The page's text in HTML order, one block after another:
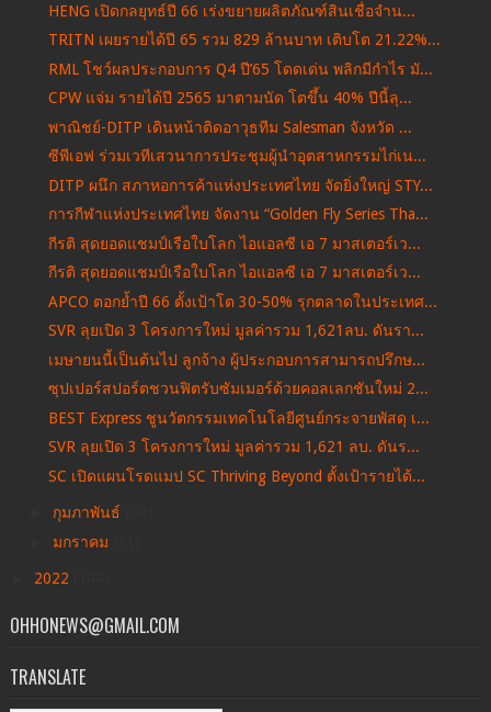
HENG เปิดกลยุทธ์ปี 66 เร่งขยายผลิตภัณฑ์สินเชื่อจำน...
TRITN เผยรายได้ปี 65 รวม 829 ล้านบาท เติบโต 21.22%...
RML โชว์ผลประกอบการ Q4 ปี’65 โดดเด่น พลิกมีกำไร มั...
CPW แจ่ม รายได้ปี 2565 มาตามนัด โตขึ้น 40% ปีนี้ลุ...
พาณิชย์-DITP เดินหน้าติดอาวุธทีม Salesman จังหวัด ...
ซีพีเอฟ ร่วมเวทีเสวนาการประชุมผู้นำอุตสาหกรรมไก่เน...
DITP ผนึก สภาหอการค้าแห่งประเทศไทย จัดยิ่งใหญ่ STY...
การกีฬาแห่งประเทศไทย จัดงาน “Golden Fly Series Tha...
กีรติ สุดยอดแชมป์เรือใบโลก ไอแอลซี เอ 7 มาสเตอร์เว...
กีรติ สุดยอดแชมป์เรือใบโลก ไอแอลซี เอ 7 มาสเตอร์เว...
APCO ตอกย้ำปี 66 ตั้งเป้าโต 30-50% รุกตลาดในประเทศ...
SVR ลุยเปิด 3 โครงการใหม่ มูลค่ารวม 1,621ลบ. ดันรา...
เมษายนนี้เป็นต้นไป ลูกจ้าง ผู้ประกอบการสามารถปรึกษ...
ซุปเปอร์สปอร์ตชวนฟิตรับซัมเมอร์ด้วยคอลเลกชันใหม่ 2...
BEST Express ชูนวัตกรรมเทคโนโลยีศูนย์กระจายพัสดุ เ...
SVR ลุยเปิด 3 โครงการใหม่ มูลค่ารวม 1,621 ลบ. ดันร...
SC เปิดแผนโรดแมป SC Thriving Beyond ตั้งเป้ารายได้...
กุมภาพันธ์
มกราคม
2022
OHHONEWS@GMAIL.COM
TRANSLATE